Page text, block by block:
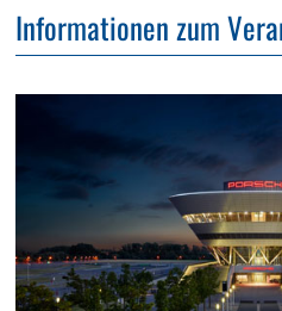
Informationen zum